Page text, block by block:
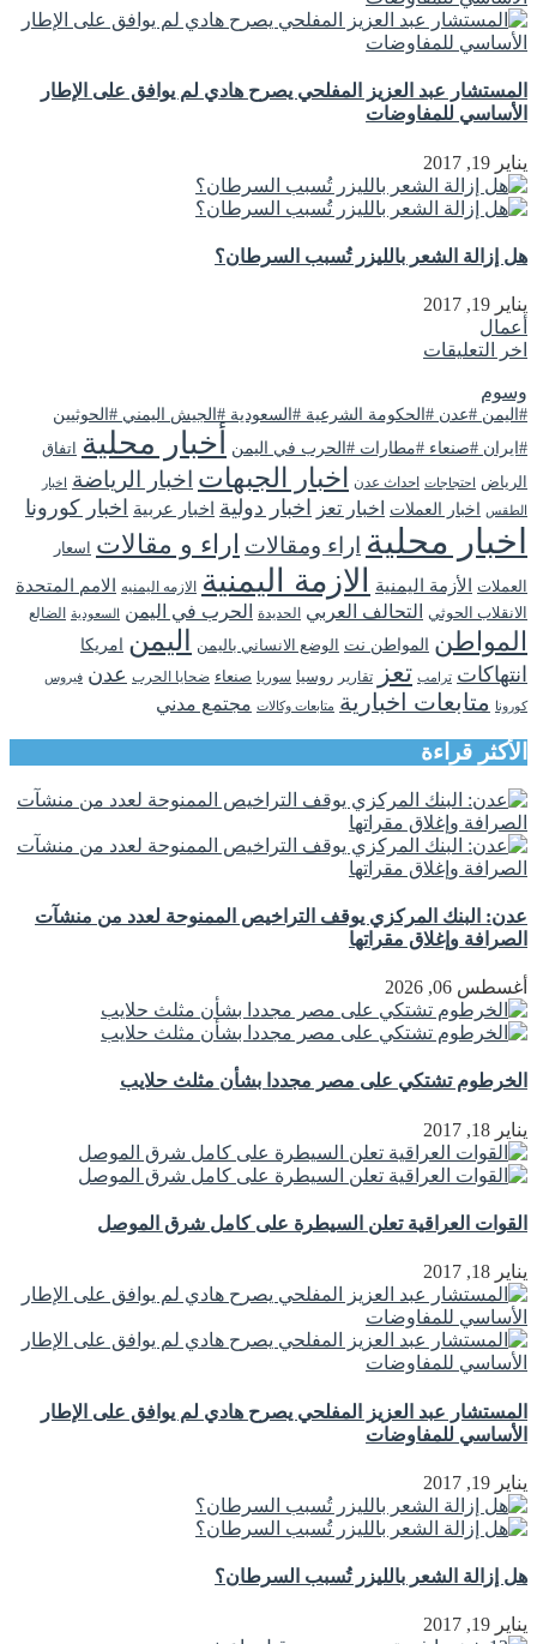
المستشار عبد العزيز المفلحي يصرح هادي لم يوافق على الإطار
الأساسي للمفاوضات
يناير 19, 2017
هل إزالة الشعر بالليزر تُسبب السرطان؟
يناير 19, 2017
أعمال
اخر التعليقات
وسوم
#اليمن #عدن #الحكومة الشرعية #السعودية #الجيش اليمني #الحوثيين
#ايران #صنعاء #مطارات #الحرب في اليمن
أخبار محلية
اتفاق
الرياض
احتجاجات احداث عدن اخبار الجبهات اخبار الرياضة
اخبار
الطقس
اخبار العملات اخبار تعز اخبار دولية اخبار عربية اخبار كورونا
اخبار محلية اراء ومقالات اراء و مقالات اسعار
العملات الأزمة اليمنية الازمة اليمنية الازمه اليمنيه الامم المتحدة
الانقلاب الحوثي التحالف العربي الحديدة الحرب في اليمن السعودية الضالع
المواطن المواطن نت الوضع الانساني باليمن اليمن امريكا
انتهاكات ترامب تعز تقارير روسيا سوريا صنعاء ضحايا الحرب عدن فيروس
كورونا
متابعات اخبارية متابعات وكالات مجتمع مدني
الأكثر قراءة
عدن: البنك المركزي يوقف التراخيص الممنوحة لعدد من منشآت
الصرافة وإغلاق مقراتها
أغسطس 06, 2026
الخرطوم تشتكي على مصر مجددا بشأن مثلث حلايب
يناير 18, 2017
القوات العراقية تعلن السيطرة على كامل شرق الموصل
يناير 18, 2017
المستشار عبد العزيز المفلحي يصرح هادي لم يوافق على الإطار
الأساسي للمفاوضات
يناير 19, 2017
هل إزالة الشعر بالليزر تُسبب السرطان؟
يناير 19, 2017